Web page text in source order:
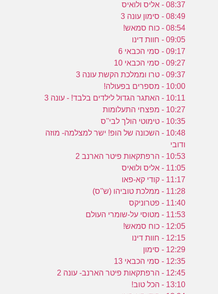
08:37 - אליס ולואיס
08:49 - סימון עונה 3
08:54 - כוח סמאש!
09:05 - חוות דינו
09:17 - סמי הכבאי 6
09:27 - סמי הכבאי 10
09:37 - טרו וממלכת הקשת עונה 3
10:00 - מספרים בפעולה!
10:11 - האתגר הגדול לילדים בלבד! - עונה 3
10:27 - מפצחי התעלומות
10:35 - טימוטי הולך לבי''ס
10:48 - השכונה של הופ! ישר למצלמה- מוזה
ודובי
10:53 - הרפתקאות פיטר הארנב 2
11:05 - אליס ולואיס
11:17 - קודי קא-פאו
11:28 - ממלכת טוביהו (ש''ס)
11:40 - פטרוניקס
11:53 - מטוסי על-שומרי העולם
12:05 - כוח סמאש!
12:15 - חוות דינו
12:29 - סימון
12:35 - סמי הכבאי 13
12:45 - הרפתקאות פיטר הארנב- עונה 2
13:10 - הכל טוב!